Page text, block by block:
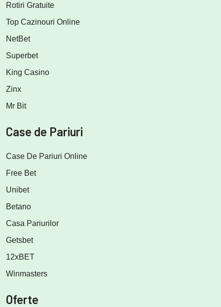
Rotiri Gratuite
Top Cazinouri Online
NetBet
Superbet
King Casino
Zinx
Mr Bit
Case de Pariuri
Case De Pariuri Online
Free Bet
Unibet
Betano
Casa Pariurilor
Getsbet
12xBET
Winmasters
Oferte